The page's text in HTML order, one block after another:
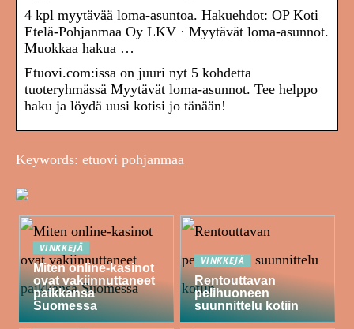
4 kpl myytävää loma-asuntoa. Hakuehdot: OP Koti
Etelä-Pohjanmaa Oy LKV · Myytävät loma-asunnot.
Muokkaa hakua …
Etuovi.com:issa on juuri nyt 5 kohdetta
tuoteryhmässä Myytävät loma-asunnot. Tee helppo
haku ja löydä uusi kotisi jo tänään!
Keywords: etuovi pohjanmaa
VINKKEJÄ
Miten online-kasinot
ovat vakiinnuttaneet
paikkansa
Suomessa
VINKKEJÄ
Rentouttavan
pelihuoneen
suunnittelu kotiin